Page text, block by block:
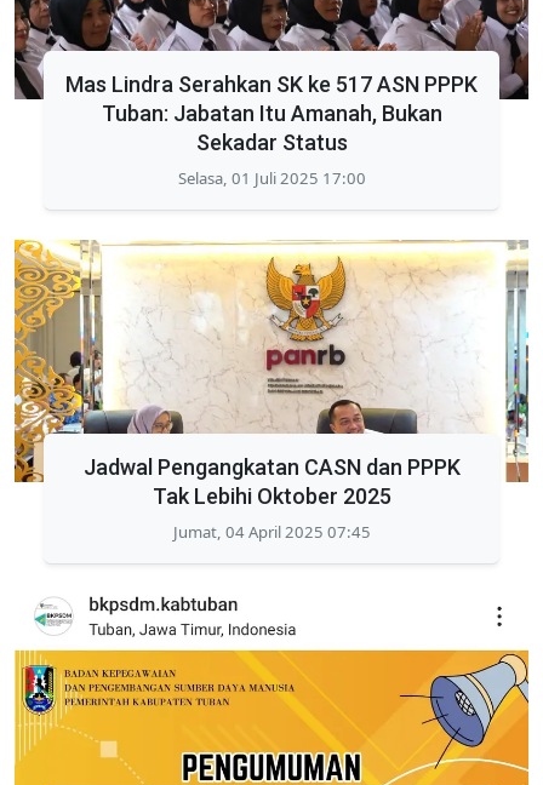
Mas Lindra Serahkan SK ke 517 ASN PPPK
Tuban: Jabatan Itu Amanah, Bukan
Sekadar Status
Selasa, 01 Juli 2025 17:00
Jadwal Pengangkatan CASN dan PPPK
Tak Lebihi Oktober 2025
Jumat, 04 April 2025 07:45